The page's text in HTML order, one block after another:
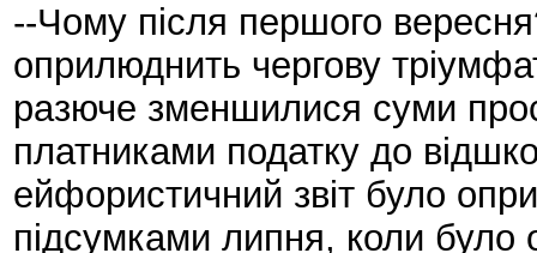
--Чому після першого
оприлюднить чергову
разюче зменшилися суми
платниками податку до
ейфористичний звіт було
підсумками липня, коли було